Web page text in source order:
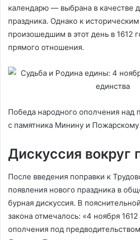
календарю — выбрана в качестве
праздника. Однако к
произошедшим в этот день в 1612
прямого отношения.
Победа народного ополчения над
с памятника Минину и Пожарскому
Дискуссия вокруг
После введения поправки к
появления нового праздника в
бурная дискуссия. В
закона отмечалось: «4 ноября
ополчения под